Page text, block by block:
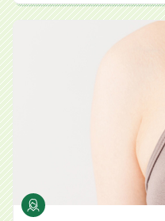
乳がんと間違えやすい病気